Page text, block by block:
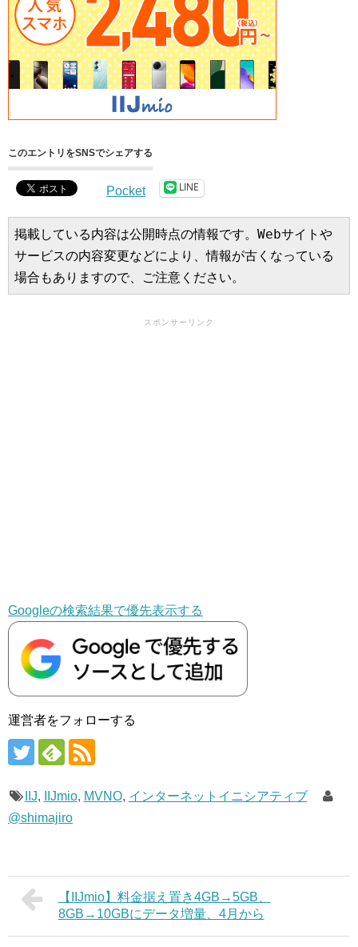
このエントリをSNSでシェアする
Pocket LINE
掲載している内容は公開時点の情報です。Webサイトや
サービスの内容変更などにより、情報が古くなっている
場合もありますので、ご注意ください。
スポンサーリンク
Googleの検索結果で優先表示する
運営者をフォローする
IIJ, IIJmio, MVNO, インターネットイニシアティブ
@shimajiro
【IIJmio】料金据え置き4GB→5GB、
8GB→10GBにデータ増量、4月から